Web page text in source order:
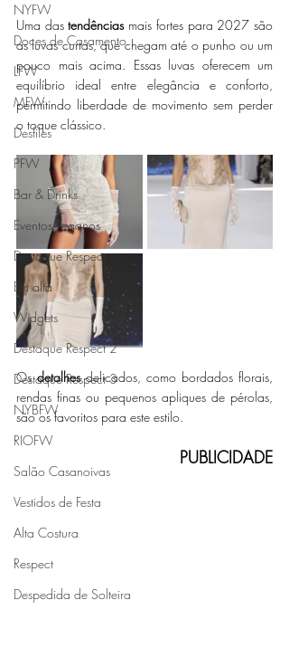
NYFW
Doces de Casamento
LFW
MFW
Desfiles
PFW
Bar & Drinks
Eventos Veganos
Destaque Respect
Em alta
Widgets
Destaque Respect 2
Destaque Respect 3
NYBFW
RIOFW
Salão Casanoivas
Vestidos de Festa
Alta Costura
Respect
Despedida de Solteira
Uma das tendências mais fortes para 2027 são
as luvas curtas, que chegam até o punho ou um
pouco mais acima. Essas luvas oferecem um
equilíbrio ideal entre elegância e conforto,
permitindo liberdade de movimento sem perder
o toque clássico.
Os detalhes delicados, como bordados florais,
rendas finas ou pequenos apliques de pérolas,
são os favoritos para este estilo.
PUBLICIDADE